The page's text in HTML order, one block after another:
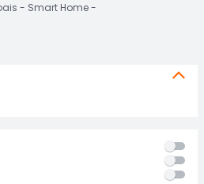
Smart Home